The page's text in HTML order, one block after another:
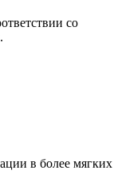
со
в более мягких